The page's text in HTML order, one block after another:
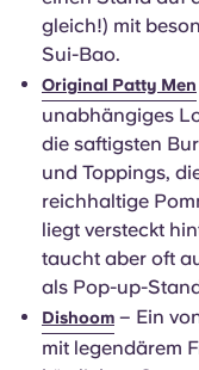
gleich!) mit
Sui-Bao.
Original Patty Men
unabhängiges
die saftigsten
und Toppings,
reichhaltige
liegt versteckt
taucht aber oft
als Pop-up-
Dishoom – Ein
mit legendärem